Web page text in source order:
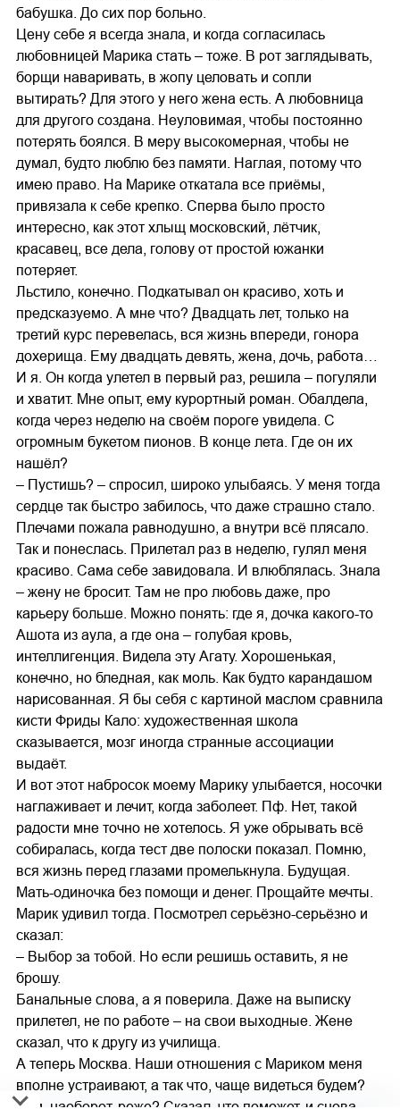
бабушка. До сих пор больно.
Цену себе я всегда знала, и когда согласилась
любовницей Марика стать – тоже. В рот заглядывать,
борщи наваривать, в жопу целовать и сопли
вытирать? Для этого у него жена есть. А любовница
для другого создана. Неуловимая, чтобы постоянно
потерять боялся. В меру высокомерная, чтобы не
думал, будто люблю без памяти. Наглая, потому что
имею право. На Марике откатала все приёмы,
привязала к себе крепко. Сперва было просто
интересно, как этот хлыщ московский, лётчик,
красавец, все дела, голову от простой южанки
потеряет.
Льстило, конечно. Подкатывал он красиво, хоть и
предсказуемо. А мне что? Двадцать лет, только на
третий курс перевелась, вся жизнь впереди, гонора
дохерища. Ему двадцать девять, жена, дочь, работа…
И я. Он когда улетел в первый раз, решила – погуляли
и хватит. Мне опыт, ему курортный роман. Обалдела,
когда через неделю на своём пороге увидела. С
огромным букетом пионов. В конце лета. Где он их
нашёл?
– Пустишь? – спросил, широко улыбаясь. У меня тогда
сердце так быстро забилось, что даже страшно стало.
Плечами пожала равнодушно, а внутри всё плясало.
Так и понеслась. Прилетал раз в неделю, гулял меня
красиво. Сама себе завидовала. И влюблялась. Знала
– жену не бросит. Там не про любовь даже, про
карьеру больше. Можно понять: где я, дочка какого-то
Ашота из аула, а где она – голубая кровь,
интеллигенция. Видела эту Агату. Хорошенькая,
конечно, но бледная, как моль. Как будто карандашом
нарисованная. Я бы себя с картиной маслом сравнила
кисти Фриды Кало: художественная школа
сказывается, мозг иногда странные ассоциации
выдаёт.
И вот этот набросок моему Марику улыбается, носочки
наглаживает и лечит, когда заболеет. Пф. Нет, такой
радости мне точно не хотелось. Я уже обрывать всё
собиралась, когда тест две полоски показал. Помню,
вся жизнь перед глазами промелькнула. Будущая.
Мать-одиночка без помощи и денег. Прощайте мечты.
Марик удивил тогда. Посмотрел серьёзно-серьёзно и
сказал:
– Выбор за тобой. Но если решишь оставить, я не
брошу.
Банальные слова, а я поверила. Даже на выписку
прилетел, не по работе – на свои выходные. Жене
сказал, что к другу из училища.
А теперь Москва. Наши отношения с Мариком меня
вполне устраивают, а так что, чаще видеться будем?